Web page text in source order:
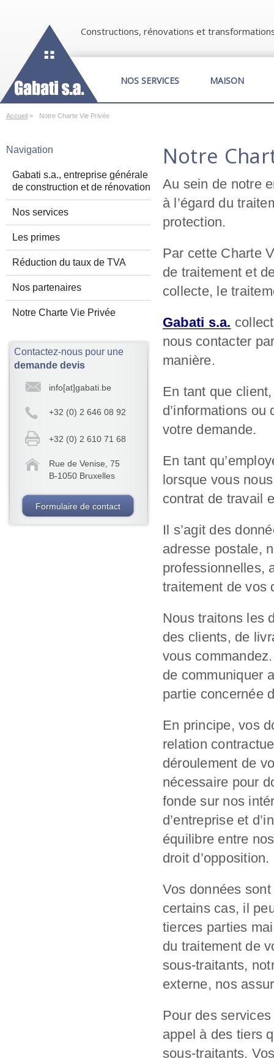
Constructions, rénovations et
NOS SERVICES MAISON
Accueil > Notre Charte Vie Privée
Navigation
Gabati s.a., entreprise générale
de construction et de rénovation
Nos services
Les primes
Réduction du taux de TVA
Nos partenaires
Notre Charte Vie Privée
Contactez-nous pour une
demande devis
info[at]gabati.be
+32 (0) 2 646 08 92
+32 (0) 2 610 71 68
Rue de Venise, 75
B-1050 Bruxelles
Formulaire de contact
Notre
Au sein de notre
à l’égard du
protection.
Par cette Charte
de traitement et
collecte, le
Gabati s.a.
nous contacter
manière.
En tant que
d’informations
votre demande.
En tant
lorsque vous
contrat de travail
Il s’agit des
adresse postale,
professionnelles,
traitement de vos
Nous traitons les
des clients, de
vous
de communiquer
partie concernée
En principe, vos
relation
déroulement de
nécessaire pour
fonde sur nos
d’entreprise et
équilibre entre
droit
Vos données
certains cas, il
tierces parties
du traitement de
sous-traitants,
externe, nos
Pour des
appel à des tiers
sous-traitants.